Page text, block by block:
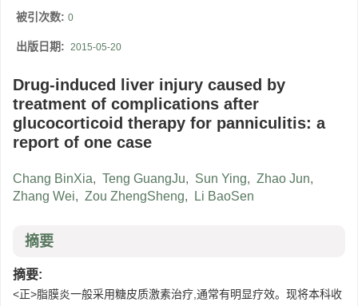
被引次数: 0
出版日期: 2015-05-20
Drug-induced liver injury caused by
treatment of complications after
glucocorticoid therapy for panniculitis: a
report of one case
Chang BinXia, Teng GuangJu, Sun Ying, Zhao Jun,
Zhang Wei, Zou ZhengSheng, Li BaoSen
摘要
摘要:
<正>脂膜炎一般采用糖皮质激素治疗,通常有明显疗效。现将本科收